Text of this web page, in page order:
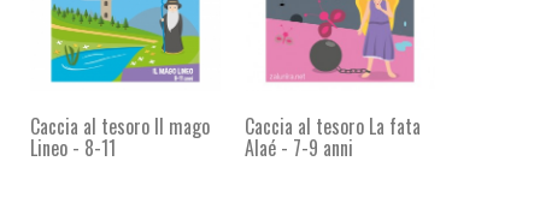
Caccia al tesoro Il mago
Lineo - 8-11
Caccia al tesoro La fata
Alaé - 7-9 anni